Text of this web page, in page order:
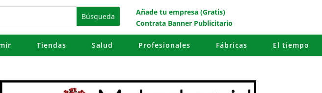
Añade tu empresa (Gratis)
Contrata Banner Publicitario
Tiendas Salud Profesionales Fábricas El tiempo